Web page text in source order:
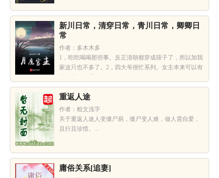
新川日常，清穿日常，青川日常，卿卿日
常
作者：多木木多
1，吃吃喝喝那些事。反正清朝都穿成筛子了，所以加我
家这只也不多了。2，四大爷很忙系列。女主本来可以有
重返人途
作者：粗文浅字
关于重返人途人变僵尸易，僵尸变人难，做人需自爱，
且行且珍惜。...
庸俗关系[追妻]